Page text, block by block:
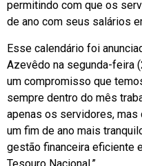
permitindo com que os
de ano com seus salários
Esse calendário foi
Azevêdo na segunda-feira
um compromisso que
sempre dentro do mês
apenas os servidores, mas
um fim de ano mais
gestão financeira eficiente